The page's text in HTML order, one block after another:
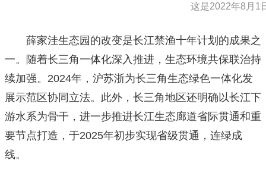
这是2022年8月1日
薛家洼生态园的改变是长江禁渔十年计划的成果之
一。随着长三角一体化深入推进，生态环境共保联治持
续加强。2024年，沪苏浙为长三角生态绿色一体化发
展示范区协同立法。此外，长三角地区还明确以长江下
游水系为骨干，进一步推进长江生态廊道省际贯通和重
要节点打造，于2025年初步实现省级贯通，连绿成
线。